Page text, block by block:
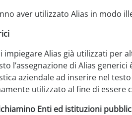
aver utilizzato Alias in modo
impiegare Alias già utilizzati per
l’assegnazione di Alias
aziendale ad inserire nel
utilizzato al fine di essere
Enti ed istituzioni